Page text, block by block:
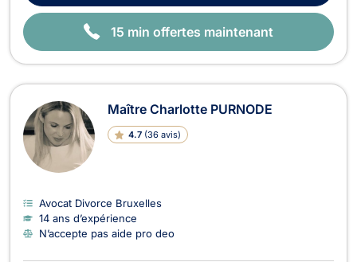
15 min offertes maintenant
Maître Charlotte PURNODE
4.7 (36 avis)
Avocat Divorce Bruxelles
14 ans d’expérience
N’accepte pas aide pro deo